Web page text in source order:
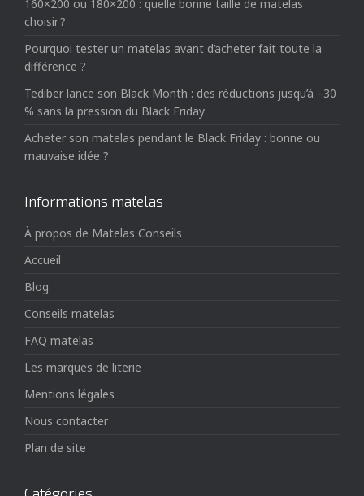
160×200 ou 180×200 : quelle bonne taille de matelas
choisir ?
Pourquoi tester un matelas avant d’acheter fait toute la
différence ?
Tediber lance son Black Month : des réductions jusqu’à –30
% sans la pression du Black Friday
Acheter son matelas pendant le Black Friday : bonne ou
mauvaise idée ?
Informations matelas
À propos de Matelas Conseils
Accueil
Blog
Conseils matelas
FAQ matelas
Les marques de literie
Mentions légales
Nous contacter
Plan de site